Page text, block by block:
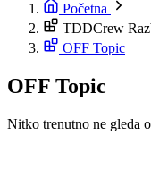
Početna
TDDCrew
OFF Topic
OFF Topic
Nitko trenutno ne gleda